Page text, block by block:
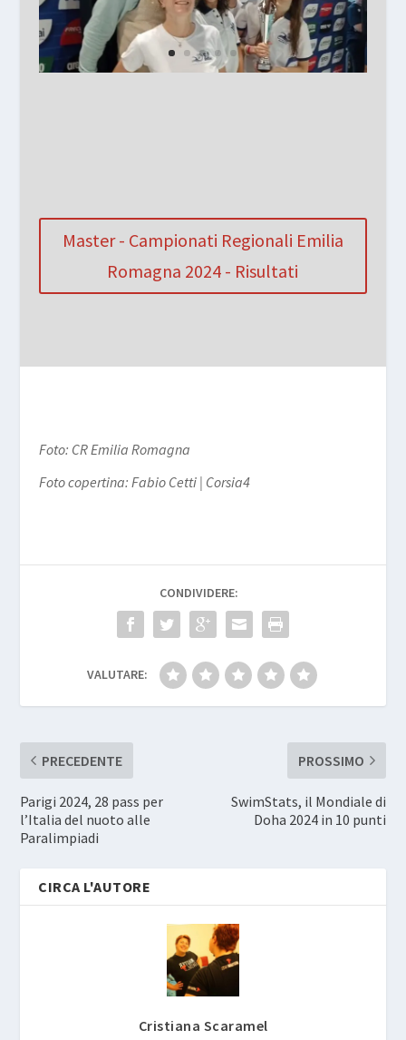
Master - Campionati Regionali Emilia
Romagna 2024 - Risultati
Foto: CR Emilia Romagna
Foto copertina: Fabio Cetti | Corsia4
CONDIVIDERE:
VALUTARE:
PRECEDENTE
Parigi 2024, 28 pass per
l’Italia del nuoto alle
Paralimpiadi
PROSSIMO
SwimStats, il Mondiale di
Doha 2024 in 10 punti
CIRCA L'AUTORE
Cristiana Scaramel